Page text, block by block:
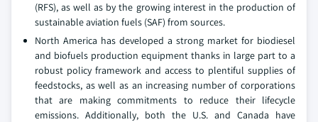
(RFS), as well as by the growing interest in the production of
sustainable aviation fuels (SAF) from sources.
North America has developed a strong market for biodiesel
and biofuels production equipment thanks in large part to a
robust policy framework and access to plentiful supplies of
feedstocks, as well as an increasing number of corporations
that are making commitments to reduce their lifecycle
emissions. Additionally, both the U.S. and Canada have